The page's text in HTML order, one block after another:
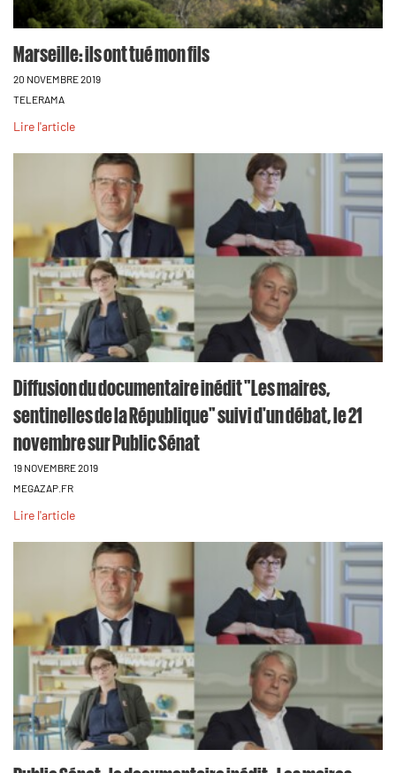
Marseille: ils ont tué mon fils
20 NOVEMBRE 2019
TELERAMA
Lire l'article
Diffusion du documentaire inédit "Les maires,
sentinelles de la République" suivi d'un débat, le 21
novembre sur Public Sénat
19 NOVEMBRE 2019
MEGAZAP.FR
Lire l'article